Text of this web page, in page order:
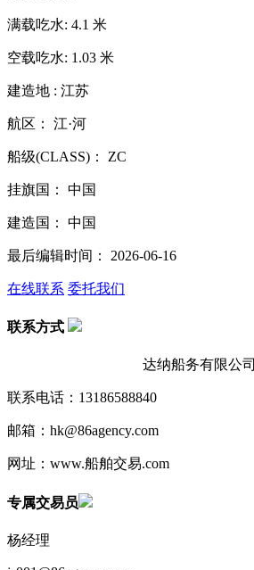
满载吃水: 4.1 米
空载吃水: 1.03 米
建造地 : 江苏
航区： 江·河
船级(CLASS)： ZC
挂旗国： 中国
建造国： 中国
最后编辑时间： 2026-06-16
在线联系 委托我们
联系方式
达纳船务有限公司
联系电话：13186588840
邮箱：hk@86agency.com
网址：www.船舶交易.com
专属交易员
杨经理